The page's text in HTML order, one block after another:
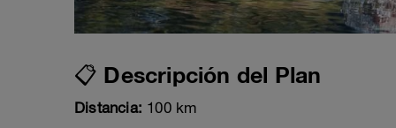
📋 Descripción del Plan
Distancia: 100 km